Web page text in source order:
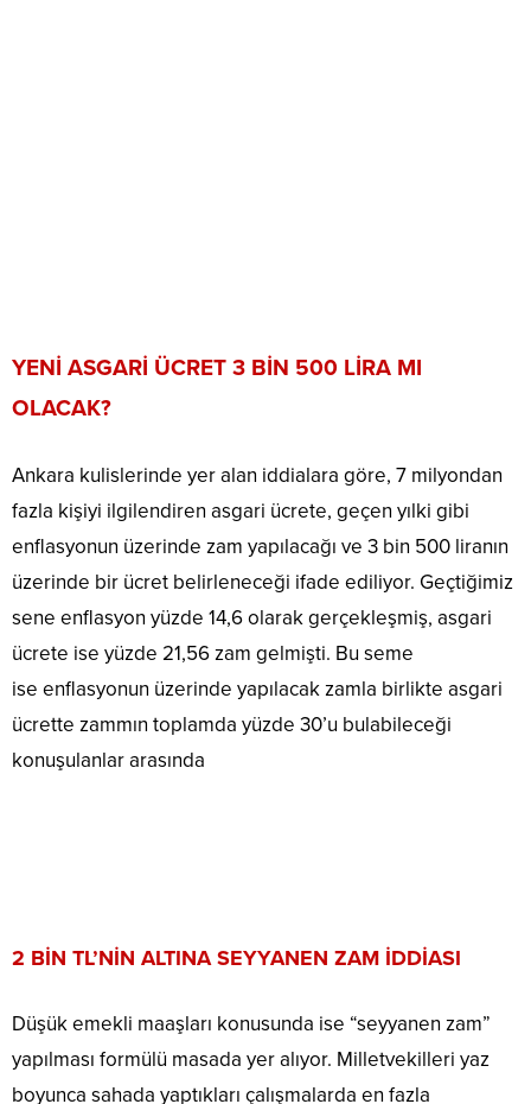
YENİ ASGARİ ÜCRET 3 BİN 500 LİRA MI
OLACAK?
Ankara kulislerinde yer alan iddialara göre, 7 milyondan
fazla kişiyi ilgilendiren asgari ücrete, geçen yılki gibi
enflasyonun üzerinde zam yapılacağı ve 3 bin 500 liranın
üzerinde bir ücret belirleneceği ifade ediliyor. Geçtiğimiz
sene enflasyon yüzde 14,6 olarak gerçekleşmiş, asgari
ücrete ise yüzde 21,56 zam gelmişti. Bu seme
ise enflasyonun üzerinde yapılacak zamla birlikte asgari
ücrette zammın toplamda yüzde 30’u bulabileceği
konuşulanlar arasında
2 BİN TL’NİN ALTINA SEYYANEN ZAM İDDİASI
Düşük emekli maaşları konusunda ise “seyyanen zam”
yapılması formülü masada yer alıyor. Milletvekilleri yaz
boyunca sahada yaptıkları çalışmalarda en fazla